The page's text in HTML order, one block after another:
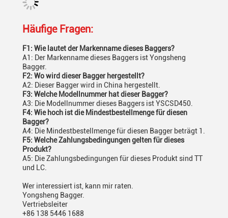
Häufige Fragen:
F1: Wie lautet der Markenname dieses Baggers?
A1: Der Markenname dieses Baggers ist Yongsheng
Bagger.
F2: Wo wird dieser Bagger hergestellt?
A2: Dieser Bagger wird in China hergestellt.
F3: Welche Modellnummer hat dieser Bagger?
A3: Die Modellnummer dieses Baggers ist YSCSD450.
F4: Wie hoch ist die Mindestbestellmenge für diesen
Bagger?
A4: Die Mindestbestellmenge für diesen Bagger beträgt 1.
F5: Welche Zahlungsbedingungen gelten für dieses
Produkt?
A5: Die Zahlungsbedingungen für dieses Produkt sind TT
und LC.
Wer interessiert ist, kann mir raten.
Yongsheng Bagger.
Vertriebsleiter
+86 138 5446 1688